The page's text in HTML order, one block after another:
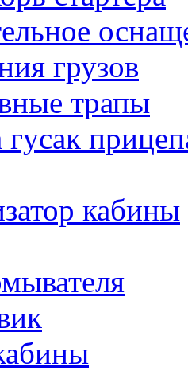
грузов
трапы
кабины